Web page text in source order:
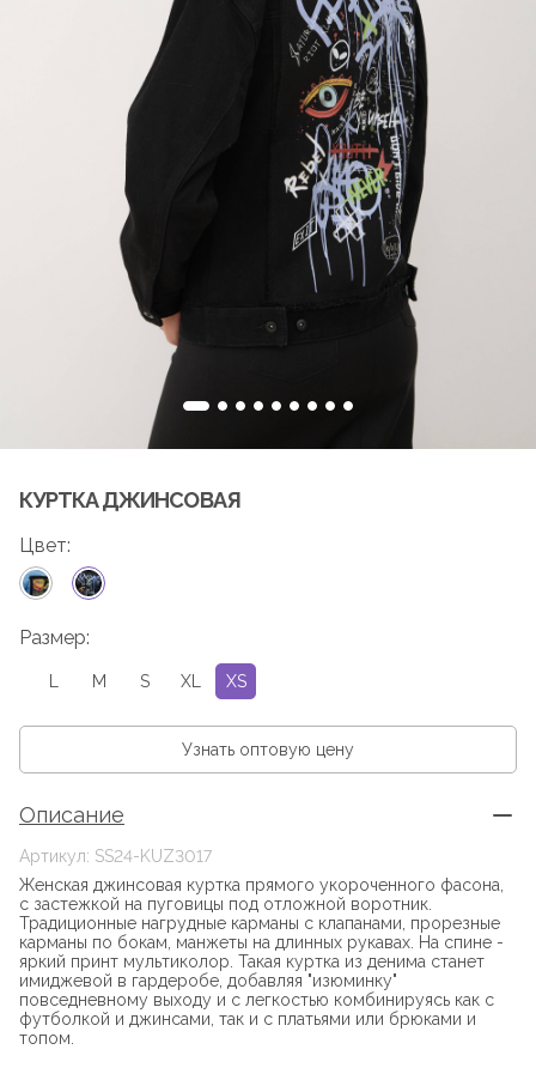
КУРТКА ДЖИНСОВАЯ
Цвет:
Размер:
L M S XL XS
Узнать оптовую цену
Описание
Артикул: SS24-KUZ3017
Женская джинсовая куртка прямого укороченного фасона,
с застежкой на пуговицы под отложной воротник.
Традиционные нагрудные карманы с клапанами, прорезные
карманы по бокам, манжеты на длинных рукавах. На спине -
яркий принт мультиколор. Такая куртка из денима станет
имиджевой в гардеробе, добавляя "изюминку"
повседневному выходу и с легкостью комбинируясь как с
футболкой и джинсами, так и с платьями или брюками и
топом.